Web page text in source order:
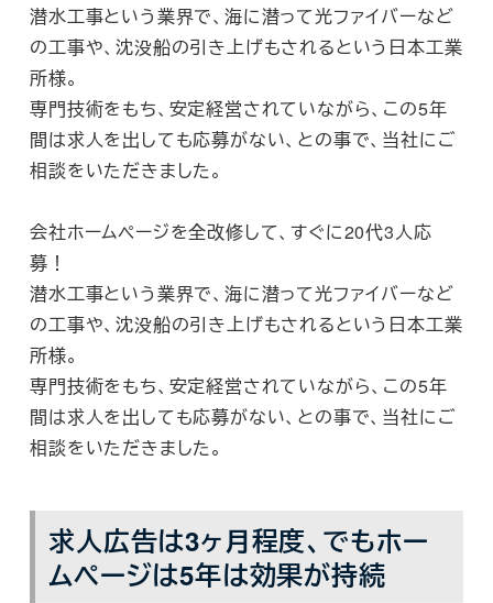
潜水工事という業界で、海に潜って光ファイバーなど
の工事や、沈没船の引き上げもされるという日本工業
所様。
専門技術をもち、安定経営されていながら、この5年
間は求人を出しても応募がない、との事で、当社にご
相談をいただきました。
会社ホームページを全改修して、すぐに20代3人応
募！
潜水工事という業界で、海に潜って光ファイバーなど
の工事や、沈没船の引き上げもされるという日本工業
所様。
専門技術をもち、安定経営されていながら、この5年
間は求人を出しても応募がない、との事で、当社にご
相談をいただきました。
求人広告は3ヶ月程度、でもホー
ムページは5年は効果が持続